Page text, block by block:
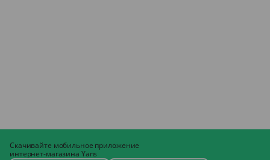
Скачивайте мобильное приложение
интернет-магазина Yans